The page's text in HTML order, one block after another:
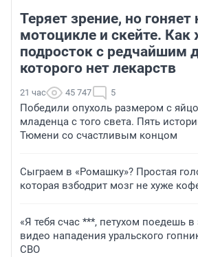
Теряет зрение, но гоняет
мотоцикле и скейте. Как
подросток с редчайшим
которого нет лекарств
21 час 45 747 5
Победили опухоль размером с
младенца с того света. Пять
Тюмени со счастливым концом
Сыграем в «Ромашку»? Простая
которая взбодрит мозг не хуже
«Я тебя счас ***, петухом поедешь
видео нападения уральского
СВО